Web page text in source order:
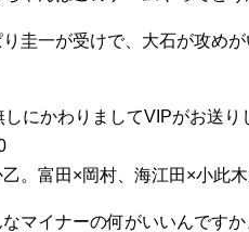
圭一が受けで、大石が攻めが
しにかわりましてVIPがお送
。富田×岡村、海江田×小此木
マイナーの何がいいんですか